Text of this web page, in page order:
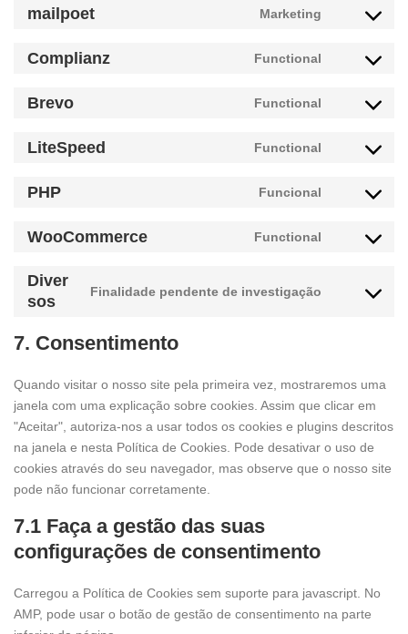
clarity
service
analytics
mailpoet Marketing
Consent
service
Complianz Functional
Consent
service
Brevo Functional
Consent
service
LiteSpeed Functional
Consent
service
PHP Funcional
Consent
service
WooCommerce Functional
Consent
Diver
sos
Finalidade pendente de investigação
Consent
7. Consentimento
Quando visitar o nosso site pela primeira vez, mostraremos uma
janela com uma explicação sobre cookies. Assim que clicar em
"Aceitar", autoriza-nos a usar todos os cookies e plugins descritos
na janela e nesta Política de Cookies. Pode desativar o uso de
cookies através do seu navegador, mas observe que o nosso site
pode não funcionar corretamente.
7.1 Faça a gestão das suas
configurações de consentimento
Carregou a Política de Cookies sem suporte para javascript. No
AMP, pode usar o botão de gestão de consentimento na parte